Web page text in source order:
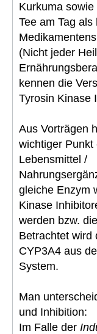
Kurkuma
Tee am Tag
(Nicht jeder
kennen die
Tyrosin Kinase
Aus Vorträgen
wichtiger
Lebensmittel /
gleiche Enzym
Kinase
werden bzw.
Betrachtet wird
CYP3A4 aus
System.
Man
und Inhibition:
Im Falle der